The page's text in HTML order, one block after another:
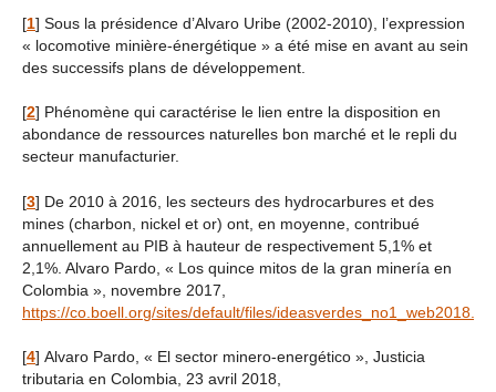
[1] Sous la présidence d’Alvaro Uribe (2002-2010), l’expression
« locomotive minière-énergétique » a été mise en avant au sein
des successifs plans de développement.
[2] Phénomène qui caractérise le lien entre la disposition en
abondance de ressources naturelles bon marché et le repli du
secteur manufacturier.
[3] De 2010 à 2016, les secteurs des hydrocarbures et des
mines (charbon, nickel et or) ont, en moyenne, contribué
annuellement au PIB à hauteur de respectivement 5,1% et
2,1%. Alvaro Pardo, « Los quince mitos de la gran minería en
Colombia », novembre 2017,
https://co.boell.org/sites/default/files/ideasverdes_no1_web2018.pdf
[4] Alvaro Pardo, « El sector minero-energético », Justicia
tributaria en Colombia, 23 avril 2018,